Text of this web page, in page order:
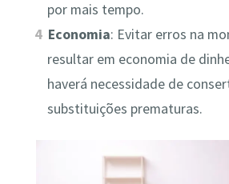
por mais tempo.
Economia: Evitar erros na
resultar em economia de
haverá necessidade de
substituições prematuras.